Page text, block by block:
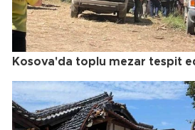
Kosova'da toplu mezar tespit